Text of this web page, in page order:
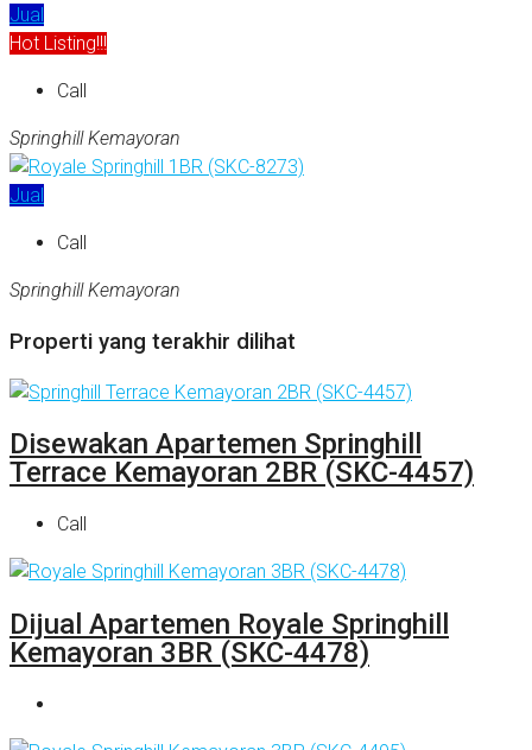
Jual
Hot Listing!!!
Call
Springhill Kemayoran
Jual
Call
Springhill Kemayoran
Properti yang terakhir dilihat
Disewakan Apartemen Springhill
Terrace Kemayoran 2BR (SKC-4457)
Call
Dijual Apartemen Royale Springhill
Kemayoran 3BR (SKC-4478)